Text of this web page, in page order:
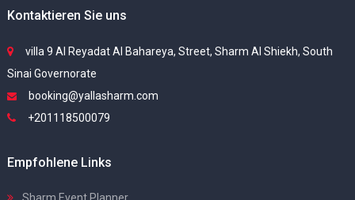
Kontaktieren Sie uns
villa 9 Al Reyadat Al Bahareya, Street, Sharm Al Shiekh, South
Sinai Governorate
booking@yallasharm.com
+201118500079
Empfohlene Links
Sharm Event Planner